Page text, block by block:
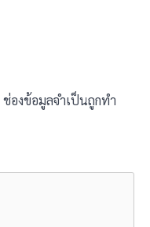
ช่องข้อมูลจำเป็นถูกทำ